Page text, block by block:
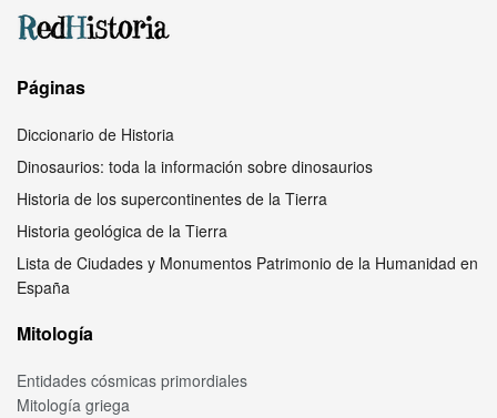
Páginas
Diccionario de Historia
Dinosaurios: toda la información sobre dinosaurios
Historia de los supercontinentes de la Tierra
Historia geológica de la Tierra
Lista de Ciudades y Monumentos Patrimonio de la Humanidad en
España
Mitología
Entidades cósmicas primordiales
Mitología griega